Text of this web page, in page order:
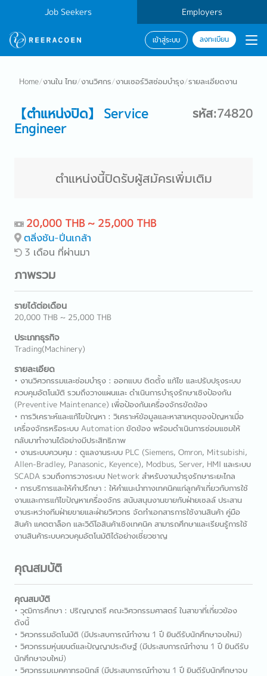
Job Seekers Employers
เข้าสู่ระบบ ลงทะเบียน
Home/งานใน ไทย/งานวิศกร/งานเซอร์วิสซ่อมบำรุง/รายละเอียดงาน
【ตำแหน่งปิด】 Service
Engineer
รหัส:74820
ตำแหน่งนี้ปิดรับผู้สมัครเพิ่มเติม
20,000 THB ~ 25,000 THB
ตลิ่งชัน-ปิ่นเกล้า
3 เดือน ที่ผ่านมา
ภาพรวม
รายได้ต่อเดือน
20,000 THB ~ 25,000 THB
ประเภทธุรกิจ
Trading(Machinery)
รายละเอียด
• งานวิศวกรรมและซ่อมบำรุง : ออกแบบ ติดตั้ง แก้ไข และปรับปรุงระบบ
ควบคุมอัตโนมัติ รวมถึงวางแผนและ ดำเนินการบำรุงรักษาเชิงป้องกัน
(Preventive Maintenance) เพื่อป้องกันเครื่องจักรขัดข้อง
• การวิเคราะห์และแก้ไขปัญหา : วิเคราะห์ข้อมูลและหาสาเหตุของปัญหาเมื่อ
เครื่องจักรหรือระบบ Automation ขัดข้อง พร้อมดำเนินการซ่อมแซมให้
กลับมาทำงานได้อย่างมีประสิทธิภาพ
• งานระบบควบคุม : ดูแลงานระบบ PLC (Siemens, Omron, Mitsubishi,
Allen-Bradley, Panasonic, Keyence), Modbus, Server, HMI และระบบ
SCADA รวมถึงการวางระบบ Network สำหรับงานบำรุงรักษาระยะไกล
• การบริการและให้คำปรึกษา : ให้คำแนะนำทางเทคนิคแก่ลูกค้าเกี่ยวกับการใช้
งานและการแก้ไขปัญหาเครื่องจักร สนับสนุนงานขายกับฝ่ายเซลล์ ประสาน
งานระหว่างทีมฝ่ายขายและฝ่ายวิศวกร จัดทำเอกสารการใช้งานสินค้า คู่มือ
สินค้า แคตตาล็อก และวิดีโอสินค้าเชิงเทคนิค สามารถศึกษาและเรียนรู้การใช้
งานสินค้าระบบควบคุมอัตโนมัติได้อย่างเชี่ยวชาญ
คุณสมบัติ
คุณสมบัติ
• วุฒิการศึกษา : ปริญญาตรี คณะวิศวกรรมศาสตร์ ในสาขาที่เกี่ยวข้อง
ดังนี้
• วิศวกรรมอัตโนมัติ (มีประสบการณ์ทำงาน 1 ปี ยินดีรับนักศึกษาจบใหม่)
• วิศวกรรมหุ่นยนต์และปัญญาประดิษฐ์ (มีประสบการณ์ทำงาน 1 ปี ยินดีรับ
นักศึกษาจบใหม่)
• วิศวกรรมเมคคาทรอนิกส์ (มีประสบการณ์ทำงาน 1 ปี ยินดีรับนักศึกษาจบ